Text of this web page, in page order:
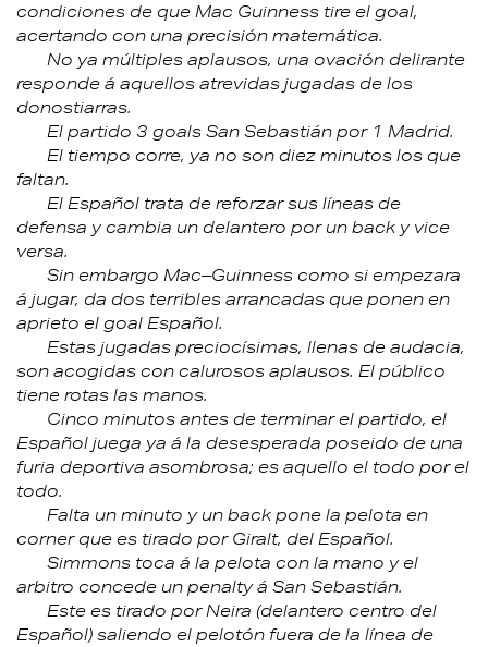
condiciones de que Mac Guinness tire el goal,
acertando con una precisión matemática.
No ya múltiples aplausos, una ovación delirante
responde á aquellos atrevidas jugadas de los
donostiarras.
El partido 3 goals San Sebastián por 1 Madrid.
El tiempo corre, ya no son diez minutos los que
faltan.
El Español trata de reforzar sus líneas de
defensa y cambia un delantero por un back y vice
versa.
Sin embargo Mac–Guinness como si empezara
á jugar, da dos terribles arrancadas que ponen en
aprieto el goal Español.
Estas jugadas preciocísimas, llenas de audacia,
son acogidas con calurosos aplausos. El público
tiene rotas las manos.
Cinco minutos antes de terminar el partido, el
Español juega ya á la desesperada poseido de una
furia deportiva asombrosa; es aquello el todo por el
todo.
Falta un minuto y un back pone la pelota en
corner que es tirado por Giralt, del Español.
Simmons toca á la pelota con la mano y el
arbitro concede un penalty á San Sebastián.
Este es tirado por Neira (delantero centro del
Español) saliendo el pelotón fuera de la línea de